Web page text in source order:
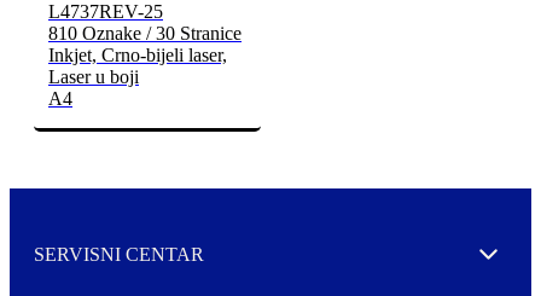
L4737REV-25
810 Oznake / 30 Stranice
Inkjet, Crno-bijeli laser,
Laser u boji
A4
SERVISNI CENTAR Expand